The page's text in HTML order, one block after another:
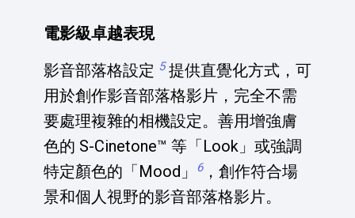
電影級卓越表現
影音部落格設定 5提供直覺化方式，可
用於創作影音部落格影片，完全不需
要處理複雜的相機設定。善用增強膚
色的 S-Cinetone™ 等「Look」或強調
特定顏色的「Mood」
6，創作符合場
景和個人視野的影音部落格影片。